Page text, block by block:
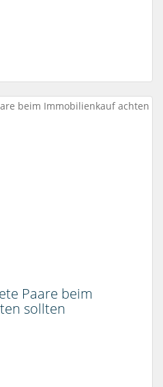
Paare beim
sollten